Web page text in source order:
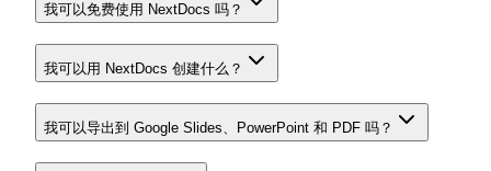
我可以免费使用 NextDocs 吗？
我可以用 NextDocs 创建什么？
我可以导出到 Google Slides、PowerPoint 和 PDF 吗？